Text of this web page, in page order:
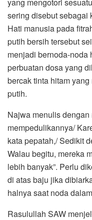
yang mengotori
sering disebut sebagai
Hati manusia pada
putih bersih tersebut
menjadi bernoda-noda
perbuatan dosa yang
bercak tinta hitam
putih.
Najwa menulis dengan
mempedulikannya/
kata pepatah,/ Sedikit
Walau begitu, mereka
lebih banyak”. Perlu
di atas baju jika
halnya saat noda
Rasulullah SAW